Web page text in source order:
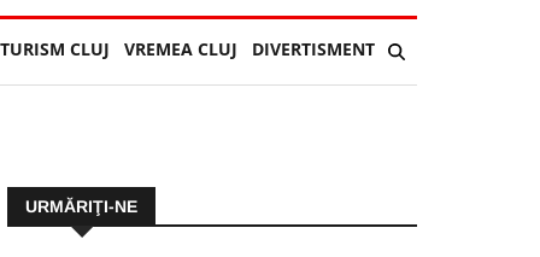
TURISM CLUJ VREMEA CLUJ DIVERTISMENT
URMĂRIŢI-NE